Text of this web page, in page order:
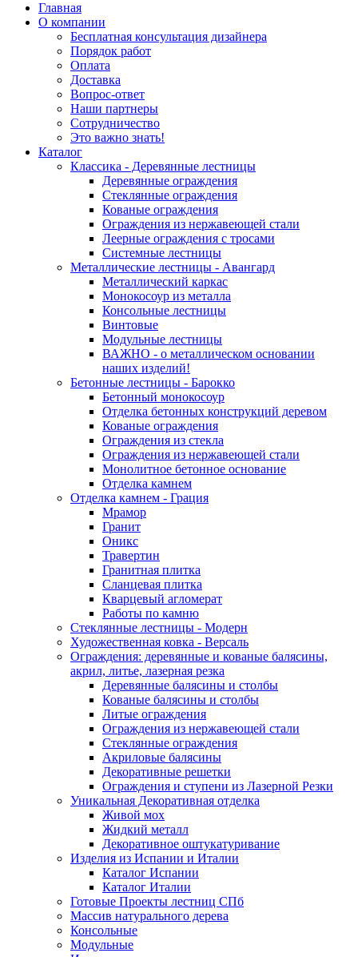
Главная
О компании
Бесплатная консультация дизайнера
Порядок работ
Оплата
Доставка
Вопрос-ответ
Наши партнеры
Сотрудничество
Это важно знать!
Каталог
Классика - Деревянные лестницы
Деревянные ограждения
Стеклянные ограждения
Кованые ограждения
Ограждения из нержавеющей стали
Леерные ограждения с тросами
Системные лестницы
Металлические лестницы - Авангард
Металлический каркас
Монокосоур из металла
Консольные лестницы
Винтовые
Модульные лестницы
ВАЖНО - о металлическом основании
наших изделий!
Бетонные лестницы - Барокко
Бетонный монокосоур
Отделка бетонных конструкций деревом
Кованые ограждения
Ограждения из стекла
Ограждения из нержавеющей стали
Монолитное бетонное основание
Отделка камнем
Отделка камнем - Грация
Мрамор
Гранит
Оникс
Травертин
Гранитная плитка
Сланцевая плитка
Кварцевый агломерат
Работы по камню
Стеклянные лестницы - Модерн
Художественная ковка - Версаль
Ограждения: деревянные и кованые балясины,
акрил, литье, лазерная резка
Деревянные балясины и столбы
Кованые балясины и столбы
Литые ограждения
Ограждения из нержавеющей стали
Стеклянные ограждения
Акриловые балясины
Декоративные решетки
Ограждения и ступени из Лазерной Резки
Уникальная Декоративная отделка
Живой мох
Жидкий металл
Декоративное оштукатуривание
Изделия из Испании и Италии
Каталог Испании
Каталог Италии
Готовые Проекты лестниц СПб
Массив натурального дерева
Консольные
Модульные